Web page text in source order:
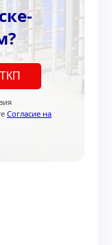
Согласие на